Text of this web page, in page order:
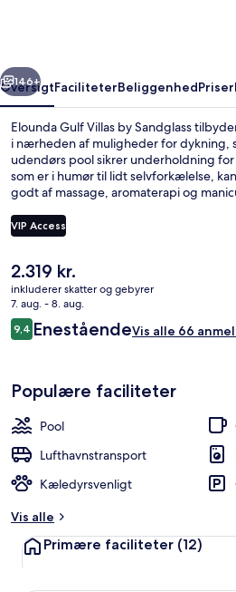
Næste
146+
OversigtFaciliteterBeliggenhedPriser
Elounda Gulf Villas by Sandglass
i nærheden af muligheder for dykning,
udendørs pool sikrer underholdning
som er i humør til lidt selvforkælelse,
godt af massage, aromaterapi og
kølige drinks i baren/loungen. En gratis
poolen er andre højdepunkter, og
VIP Access
Den
nuværende
pris
er
2.319 kr.
2.319 kr.
inkluderer skatter og gebyrer
7. aug. - 8. aug.
Anmeldelser
9,49,4 ud af 10.
EneståendeVis alle 66
Populære faciliteter
Pool
Lufthavnstransport
Kæledyrsvenligt
Vis alle
Primære faciliteter (12)